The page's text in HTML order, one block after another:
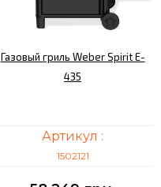
Газовый гриль Weber Spirit E-
435
Артикул :
1502121